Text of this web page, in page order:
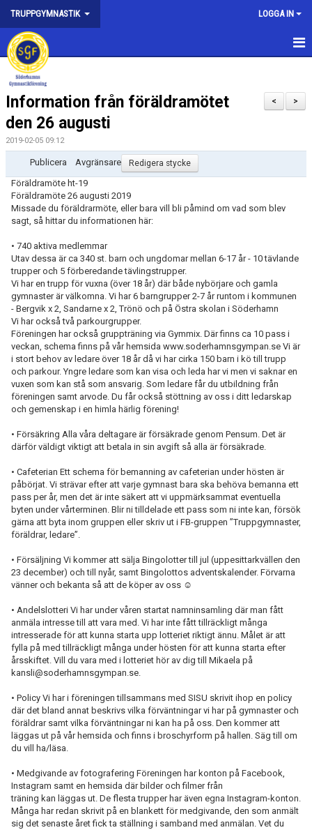
TRUPPGYMNASTIK LOGGA IN
HEM
NYHETER
KONTAKT
ANMÄLAN
AVGIFTER OCH FÖRSÄKRING
PROFILKLÄDER
TRÄNINGS- OCH TÄVLINGSVERKSAMHET
VAD INNEBÄR ATT VARA LEDARE OCH HUR BLIR JAG DET?
TRÄNINGSTIDER OCH TRUPPINDELNING
STÄDSCHEMA
VÅRA LEDARE ÄR UTBILDADE ENLIGT SVGF
FÖRÄLDRAPOLICY - TRUPPGYMNASTIK
SGF I MEDIA
>
<
Information från föräldramötet
den 26 augusti
2019-02-05 09:12
Publicera Avgränsare Redigera stycke
Föräldramöte ht-19
Föräldramöte 26 augusti 2019
Missade du föräldrarmöte, eller bara vill bli påmind om vad som blev
sagt, så hittar du informationen här:
• 740 aktiva medlemmar
Utav dessa är ca 340 st. barn och ungdomar mellan 6-17 år - 10 tävlande
trupper och 5 förberedande tävlingstrupper.
Vi har en trupp för vuxna (över 18 år) där både nybörjare och gamla
gymnaster är välkomna. Vi har 6 barngrupper 2-7 år runtom i kommunen
- Bergvik x 2, Sandarne x 2, Trönö och på Östra skolan i Söderhamn
Vi har också två parkourgrupper.
Föreningen har också gruppträning via Gymmix. Där finns ca 10 pass i
veckan, schema finns på vår hemsida www.soderhamnsgympan.se Vi är
i stort behov av ledare över 18 år då vi har cirka 150 barn i kö till trupp
och parkour. Yngre ledare som kan visa och leda har vi men vi saknar en
vuxen som kan stå som ansvarig. Som ledare får du utbildning från
föreningen samt arvode. Du får också stöttning av oss i ditt ledarskap
och gemenskap i en himla härlig förening!
• Försäkring Alla våra deltagare är försäkrade genom Pensum. Det är
därför väldigt viktigt att betala in sin avgift så alla är försäkrade.
• Cafeterian Ett schema för bemanning av cafeterian under hösten är
påbörjat. Vi strävar efter att varje gymnast bara ska behöva bemanna ett
pass per år, men det är inte säkert att vi uppmärksammat eventuella
byten under vårterminen. Blir ni tilldelade ett pass som ni inte kan, försök
gärna att byta inom gruppen eller skriv ut i FB-gruppen ”Truppgymnaster,
föräldrar, ledare”.
• Försäljning Vi kommer att sälja Bingolotter till jul (uppesittarkvällen den
23 december) och till nyår, samt Bingolottos adventskalender. Förvarna
vänner och bekanta så att de köper av oss ☺
• Andelslotteri Vi har under våren startat namninsamling där man fått
anmäla intresse till att vara med. Vi har inte fått tillräckligt många
intresserade för att kunna starta upp lotteriet riktigt ännu. Målet är att
fylla på med tillräckligt många under hösten för att kunna starta efter
årsskiftet. Vill du vara med i lotteriet hör av dig till Mikaela på
kansli@soderhamnsgympan.se.
• Policy Vi har i föreningen tillsammans med SISU skrivit ihop en policy
där det bland annat beskrivs vilka förväntningar vi har på gymnaster och
föräldrar samt vilka förväntningar ni kan ha på oss. Den kommer att
läggas ut på vår hemsida och finns i broschyrform på hallen. Säg till om
du vill ha/läsa.
• Medgivande av fotografering Föreningen har konton på Facebook,
Instagram samt en hemsida där bilder och filmer från
träning kan läggas ut. De flesta trupper har även egna Instagram-konton.
Många har redan skrivit på en blankett för medgivande, den som anmält
sig det senaste året fick ta ställning i samband med anmälan. Vet du